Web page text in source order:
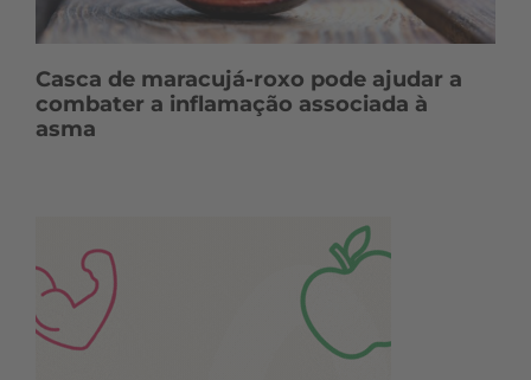
Casca de maracujá-roxo pode ajudar a
combater a inflamação associada à
asma